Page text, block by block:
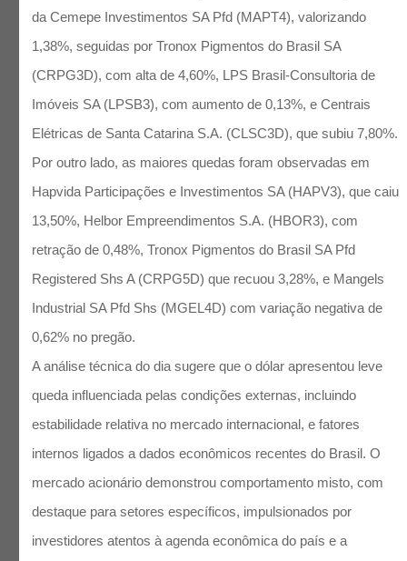
da Cemepe Investimentos SA Pfd (MAPT4), valorizando
1,38%, seguidas por Tronox Pigmentos do Brasil SA
(CRPG3D), com alta de 4,60%, LPS Brasil-Consultoria de
Imóveis SA (LPSB3), com aumento de 0,13%, e Centrais
Elétricas de Santa Catarina S.A. (CLSC3D), que subiu 7,80%.
Por outro lado, as maiores quedas foram observadas em
Hapvida Participações e Investimentos SA (HAPV3), que caiu
13,50%, Helbor Empreendimentos S.A. (HBOR3), com
retração de 0,48%, Tronox Pigmentos do Brasil SA Pfd
Registered Shs A (CRPG5D) que recuou 3,28%, e Mangels
Industrial SA Pfd Shs (MGEL4D) com variação negativa de
0,62% no pregão.
A análise técnica do dia sugere que o dólar apresentou leve
queda influenciada pelas condições externas, incluindo
estabilidade relativa no mercado internacional, e fatores
internos ligados a dados econômicos recentes do Brasil. O
mercado acionário demonstrou comportamento misto, com
destaque para setores específicos, impulsionados por
investidores atentos à agenda econômica do país e a